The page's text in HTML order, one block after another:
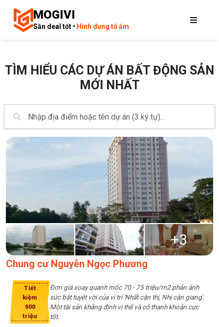
MOGIVI
Săn deal tốt • Hình dung tổ ấm
TÌM HIỂU CÁC DỰ ÁN BẤT ĐỘNG SẢN
MỚI NHẤT
+3
Chung cư Nguyễn Ngọc Phương
Tiết
kiệm
600
triệu
Đơn giá xoay quanh mốc 70 - 75 triệu/m2 phản ánh
sức bật tuyệt vời của vị trí 'Nhất cận thị, Nhị cận giang'.
Một tài sản khẳng định vị thế và có thanh khoản cực
tốt.